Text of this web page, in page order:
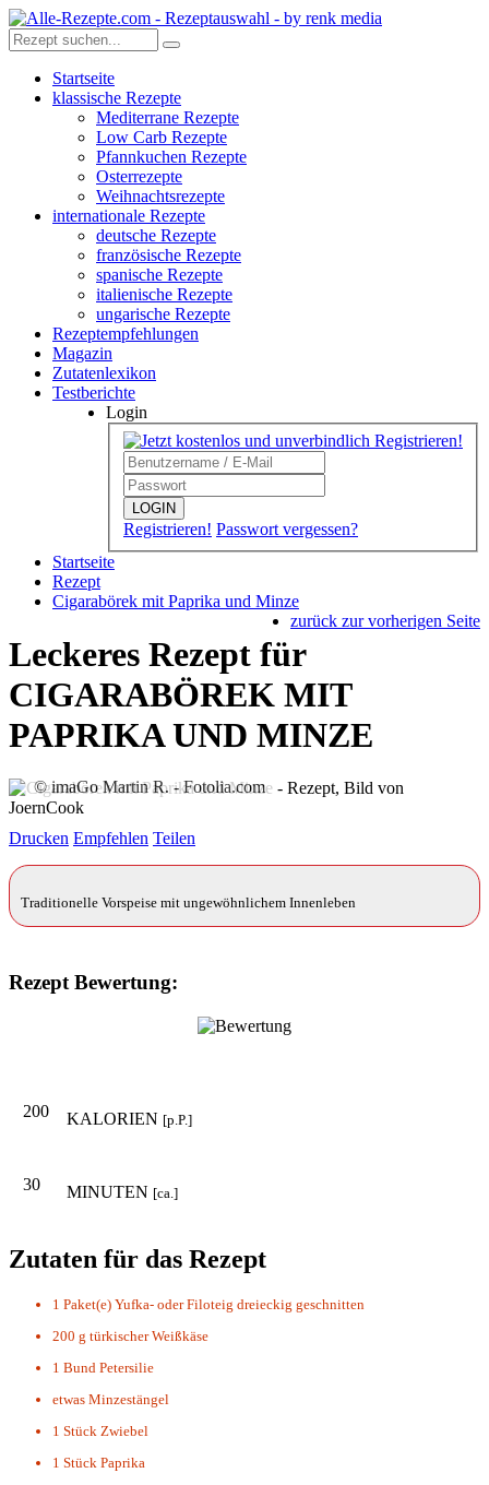
Startseite
klassische Rezepte
Mediterrane Rezepte
Low Carb Rezepte
Pfannkuchen Rezepte
Osterrezepte
Weihnachtsrezepte
internationale Rezepte
deutsche Rezepte
französische Rezepte
spanische Rezepte
italienische Rezepte
ungarische Rezepte
Rezeptempfehlungen
Magazin
Zutatenlexikon
Testberichte
Login
LOGIN
Registrieren! Passwort vergessen?
Startseite
Rezept
Cigarabörek mit Paprika und Minze
zurück zur vorherigen Seite
Leckeres Rezept für
CIGARABÖREK MIT
PAPRIKA UND MINZE
© imaGo Martin R. - Fotolia.com
Drucken Empfehlen Teilen
Traditionelle Vorspeise mit ungewöhnlichem Innenleben
Rezept Bewertung:
200 KALORIEN [p.P.]
30 MINUTEN [ca.]
Zutaten für das Rezept
1 Paket(e) Yufka- oder Filoteig dreieckig geschnitten
200 g türkischer Weißkäse
1 Bund Petersilie
etwas Minzestängel
1 Stück Zwiebel
1 Stück Paprika